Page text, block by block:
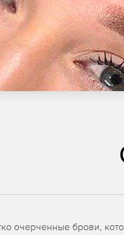
очерченные брови,